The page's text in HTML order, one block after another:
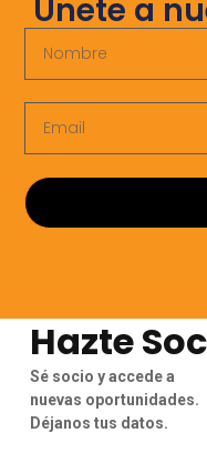
Únete a
Hazte
Sé socio y accede a
nuevas oportunidades.
Déjanos tus datos.